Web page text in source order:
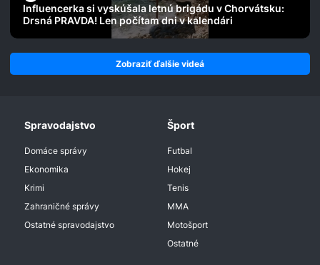
Influencerka si vyskúšala letnú brigádu v Chorvátsku:
Drsná PRAVDA! Len počítam dni v kalendári
Zobraziť ďalšie videá
Spravodajstvo
Domáce správy
Ekonomika
Krimi
Zahraničné správy
Ostatné spravodajstvo
Šport
Futbal
Hokej
Tenis
MMA
Motošport
Ostatné